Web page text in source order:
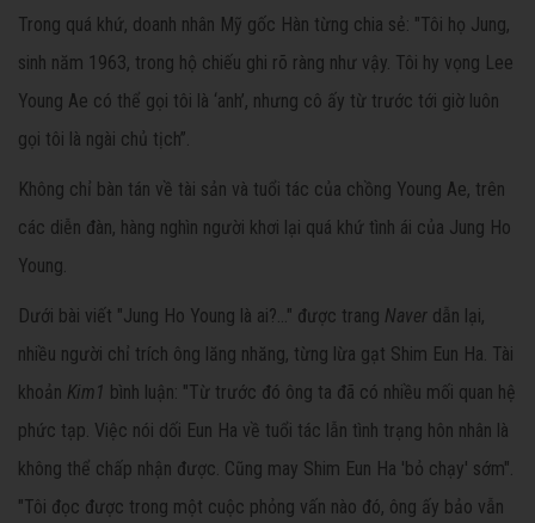
Trong quá khứ, doanh nhân Mỹ gốc Hàn từng chia sẻ: "Tôi họ Jung,
sinh năm 1963, trong hộ chiếu ghi rõ ràng như vậy. Tôi hy vọng Lee
Young Ae có thể gọi tôi là ‘anh’, nhưng cô ấy từ trước tới giờ luôn
gọi tôi là ngài chủ tịch”.
Không chỉ bàn tán về tài sản và tuổi tác của chồng Young Ae, trên
các diễn đàn, hàng nghìn người khơi lại quá khứ tình ái của Jung Ho
Young.
Dưới bài viết "Jung Ho Young là ai?..." được trang Naver dẫn lại,
nhiều người chỉ trích ông lăng nhăng, từng lừa gạt Shim Eun Ha. Tài
khoản Kim1 bình luận: "Từ trước đó ông ta đã có nhiều mối quan hệ
phức tạp. Việc nói dối Eun Ha về tuổi tác lẫn tình trạng hôn nhân là
không thể chấp nhận được. Cũng may Shim Eun Ha 'bỏ chạy' sớm".
"Tôi đọc được trong một cuộc phỏng vấn nào đó, ông ấy bảo vẫn